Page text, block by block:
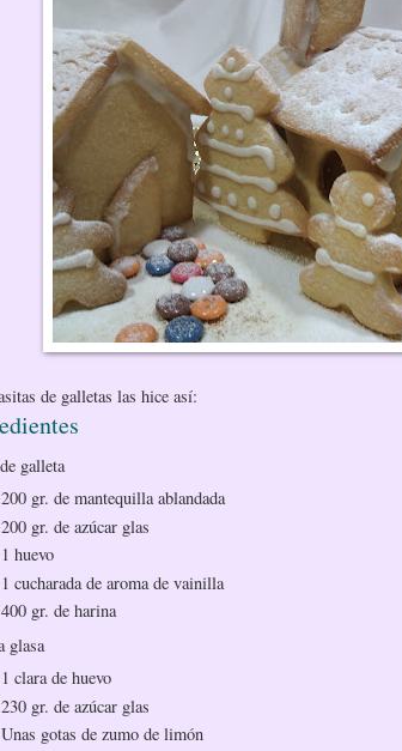
de galletas las hice así:
galleta
200 gr. de mantequilla ablandada
200 gr. de azúcar glas
1 huevo
1 cucharada de aroma de vainilla
400 gr. de harina
glasa
1 clara de huevo
230 gr. de azúcar glas
Unas gotas de zumo de limón